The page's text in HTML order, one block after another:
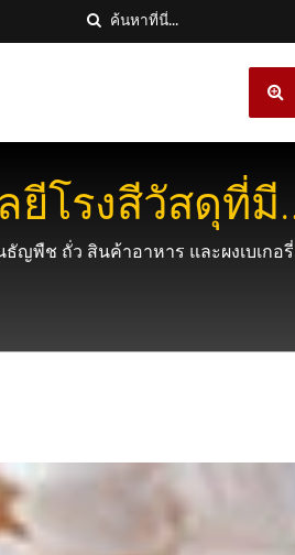
โรงสีวัสดุที่มี
พืช ถั่ว สินค้าอาหาร และผงเบเกอรี่